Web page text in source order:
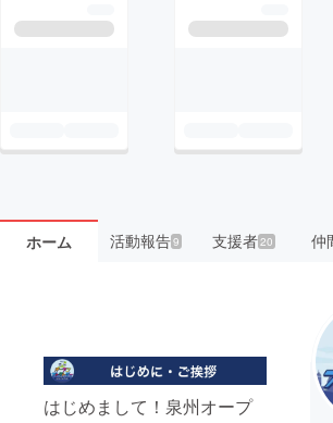
ホーム 活動報告9 支援者 20 仲
はじめまして！泉州オープ